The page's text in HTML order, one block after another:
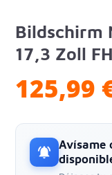
Bildschirm
17,3 Zoll
125,99
notifications_active
Avísame